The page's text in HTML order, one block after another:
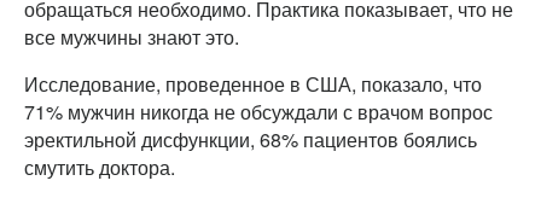
обращаться необходимо. Практика показывает, что не
все мужчины знают это.
Исследование, проведенное в США, показало, что
71% мужчин никогда не обсуждали с врачом вопрос
эректильной дисфункции, 68% пациентов боялись
смутить доктора.